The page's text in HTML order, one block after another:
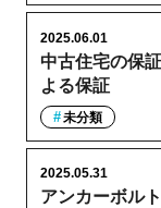
中古住宅の保
よる保証
2025.06.01
未分類
アンカーボル
2025.05.31